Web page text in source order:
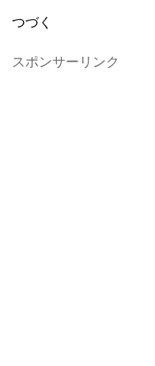
つづく
スポンサーリンク